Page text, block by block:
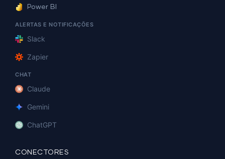
Power BI
ALERTAS E NOTIFICAÇÕES
Slack
Zapier
CHAT
Claude
Gemini
ChatGPT
CONECTORES